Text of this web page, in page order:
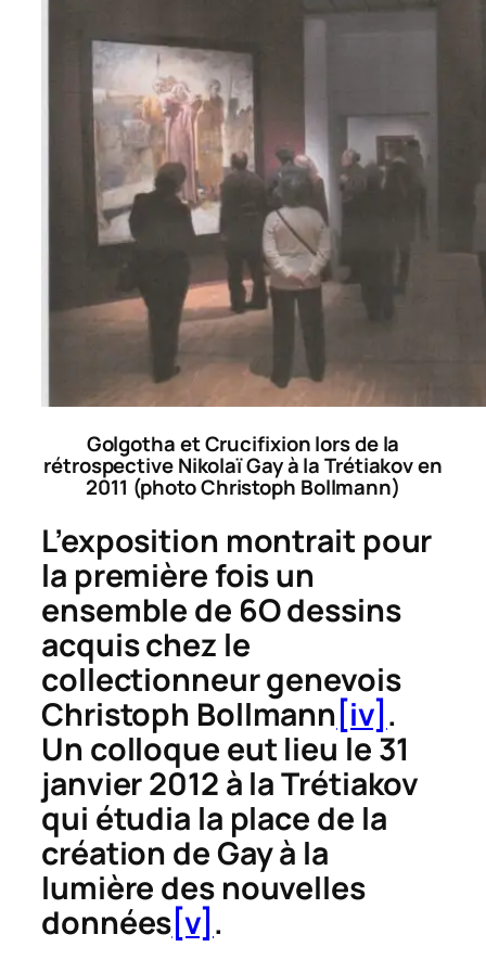
GolgothaetCrucifixionlors de la
rétrospective Nikolaï Gay à la Trétiakov en
2011 (photo Christoph Bollmann)
L’exposition montrait pour
la première fois un
ensemble de 6O dessins
acquis chez le
collectionneur genevois
Christoph Bollmann [iv] .
Un colloque eut lieu le 31
janvier 2012 à la Trétiakov
qui étudia la place de la
création de Gay à la
lumière des nouvelles
données[v] .